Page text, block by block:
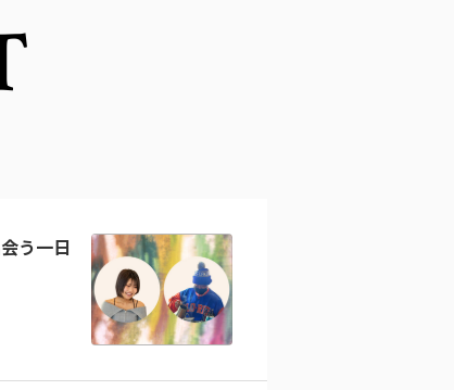
う一日